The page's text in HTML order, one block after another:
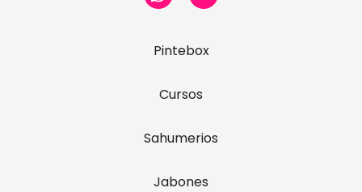
Pintebox
Cursos
Sahumerios
Jabones